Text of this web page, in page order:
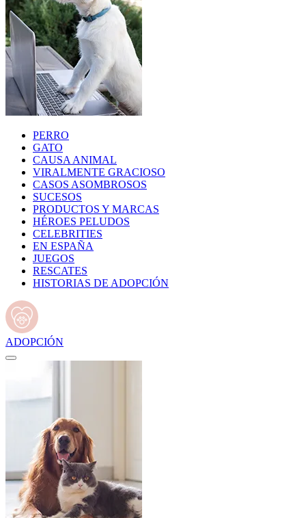
PERRO
GATO
CAUSA ANIMAL
VIRALMENTE GRACIOSO
CASOS ASOMBROSOS
SUCESOS
PRODUCTOS Y MARCAS
HÉROES PELUDOS
CELEBRITIES
EN ESPAÑA
JUEGOS
RESCATES
HISTORIAS DE ADOPCIÓN
ADOPCIÓN